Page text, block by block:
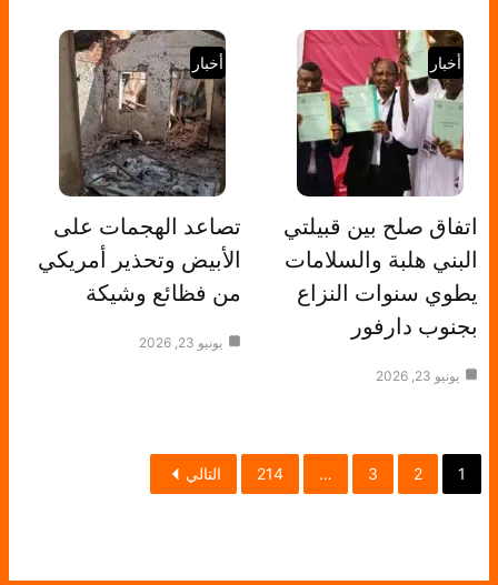
أخبار
اتفاق صلح بين قبيلتي
البني هلبة والسلامات
يطوي سنوات النزاع
بجنوب دارفور
يونيو 23, 2026
أخبار
تصاعد الهجمات على
الأبيض وتحذير أمريكي
من فظائع وشيكة
يونيو 23, 2026
1
2
3
…
214 التالي